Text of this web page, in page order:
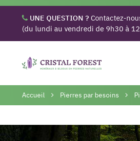
UNE QUESTION ? Contactez-
(du lundi au vendredi de 9h30 à
Accueil Pierres par besoins